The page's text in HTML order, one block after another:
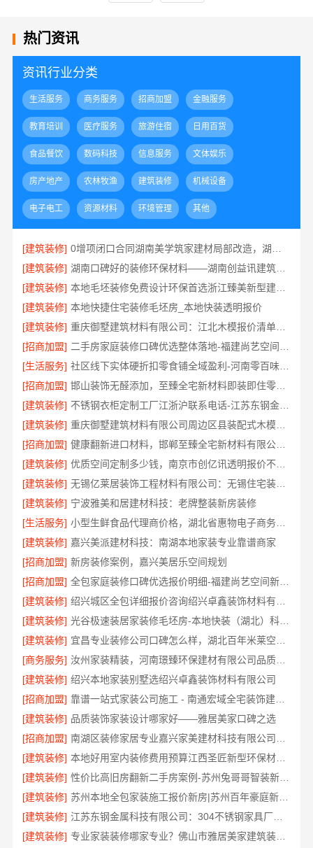
热门资讯
资讯行业分类
生活服务 商务服务 招商加盟 金融服务
教育培训 医疗服务 旅游住宿 日用百货
食品餐饮 数码科技 信息服务 文体娱乐
房产地产 农林牧渔 建筑装修 机械设备
电子电工 资源材料 环境管理 其他
[建筑装修]
[建筑装修]
湖南口碑好的装修环保材料——湖南创益讯建筑有限公司
[建筑装修]
本地毛坯装修免费设计环保首选浙江臻美新型建材有限公司
[建筑装修] 本地快捷住宅装修毛坯房_本地快装透明报价
[建筑装修]
重庆御墅建筑材料有限公司：江北木模报价清单工期短
[招商加盟]
[生活服务]
社区线下实体硬折扣零食铺全域盈利-河南零百味供应链有限公司
[招商加盟]
邯山装饰无醛添加，至臻全宅新材料即装即住零污染
[建筑装修]
不锈钢衣柜定制工厂江浙沪联系电话-江苏东钢金属科技
[建筑装修]
重庆御墅建筑材料有限公司周边区县装配式木模售后保障
[招商加盟]
健康翻新进口材料，邯郸至臻全宅新材料有限公司守护家人健康
[建筑装修]
优质空间定制多少钱，南京市创亿讯透明报价不踩坑
[建筑装修]
无锡亿莱居装饰工程材料有限公司：无锡住宅装饰哪家好？
[建筑装修] 宁波雅美和居建材科技：老牌整装新房装修
[生活服务]
小型生鲜食品代理商价格，湖北省惠物电子商务有限公司赋能实体
[建筑装修] 嘉兴美派建材科技：南湖本地家装专业靠谱商家
[招商加盟] 新房装修案例，嘉兴美居乐空间规划
[招商加盟]
全包家庭装修口碑优选报价明细-福建尚艺空间新材料科技有限公司
[建筑装修]
[建筑装修]
光谷极速装居家装修毛坯房-本地快装（湖北）科技有限公司
[建筑装修]
[商务服务]
汝州家装精装，河南璟臻环保建材有限公司品质交付
[建筑装修] 绍兴本地家装别墅选绍兴卓鑫装饰材料有限公司
[招商加盟]
靠谱一站式家装公司施工 - 南通宏域全宅装饰建材有限公司
[建筑装修] 品质装饰家装设计哪家好——雅居美家口碑之选
[招商加盟]
[建筑装修]
本地好用室内装修费用预算江西圣匠新型环保材料有限公司
[建筑装修]
性价比高旧房翻新二手房案例-苏州兔哥哥智装新材料有限公司
[建筑装修]
苏州本地全包家装施工报价新房|苏州百年豪庭新材料有限公司
[建筑装修]
[建筑装修]
专业家装装修哪家专业？佛山市雅居美家建筑装饰工程有限公司